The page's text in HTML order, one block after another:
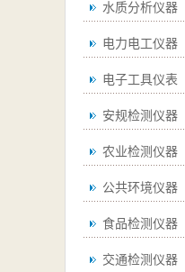
水质分析仪器
电力电工仪器
电子工具仪表
安规检测仪器
农业检测仪器
公共环境仪器
食品检测仪器
交通检测仪器